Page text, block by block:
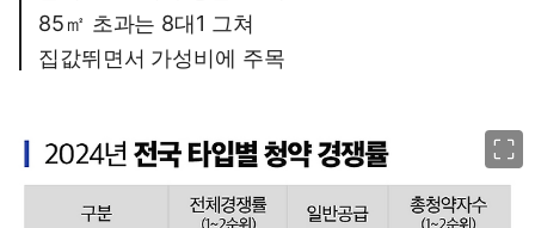
85㎡ 초과는 8대1 그쳐
집값뛰면서 가성비에 주목